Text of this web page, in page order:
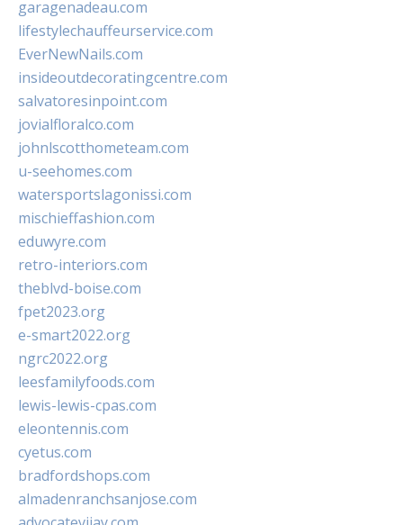
garagenadeau.com
lifestylechauffeurservice.com
EverNewNails.com
insideoutdecoratingcentre.com
salvatoresinpoint.com
jovialfloralco.com
johnlscotthometeam.com
u-seehomes.com
watersportslagonissi.com
mischieffashion.com
eduwyre.com
retro-interiors.com
theblvd-boise.com
fpet2023.org
e-smart2022.org
ngrc2022.org
leesfamilyfoods.com
lewis-lewis-cpas.com
eleontennis.com
cyetus.com
bradfordshops.com
almadenranchsanjose.com